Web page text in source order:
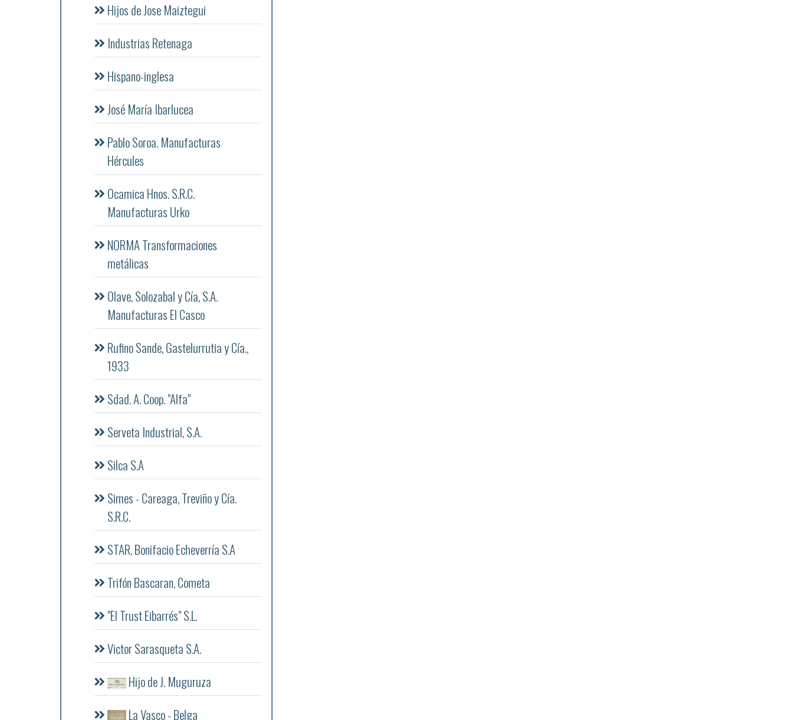
Hijos de Jose Maiztegui
Industrias Retenaga
Hispano-inglesa
José María Ibarlucea
Pablo Soroa. Manufacturas
Hércules
Ocamica Hnos. S.R.C.
Manufacturas Urko
NORMA Transformaciones
metálicas
Olave, Solozabal y Cía, S.A.
Manufacturas El Casco
Rufino Sande, Gastelurrutia y Cía.,
1933
Sdad. A. Coop. "Alfa"
Serveta Industrial, S.A.
Silca S.A
Simes - Careaga, Treviño y Cía.
S.R.C.
STAR, Bonifacio Echeverría S.A
Trifón Bascaran, Cometa
"El Trust Eibarrés" S.L.
Victor Sarasqueta S.A.
Hijo de J. Muguruza
La Vasco - Belga